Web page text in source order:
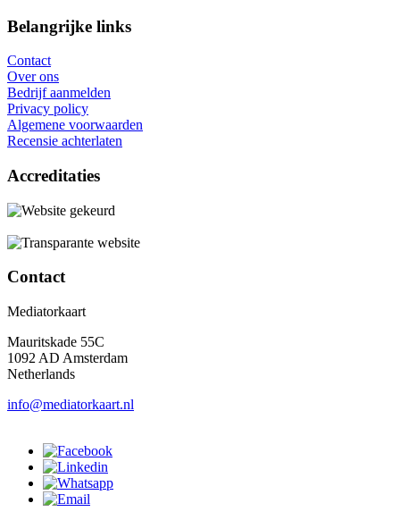
Belangrijke links
Contact
Over ons
Bedrijf aanmelden
Privacy policy
Algemene voorwaarden
Recensie achterlaten
Accreditaties
Contact
Mediatorkaart
Mauritskade 55C
1092 AD Amsterdam
Netherlands
info@mediatorkaart.nl